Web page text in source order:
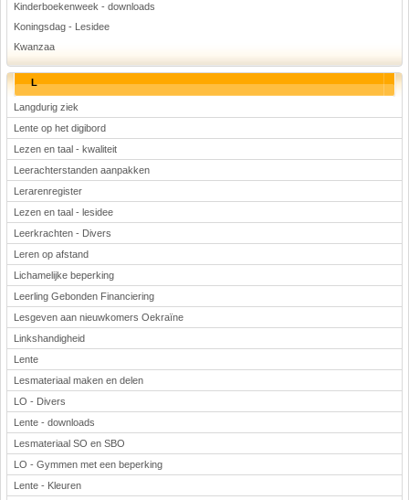
Kinderboekenweek - downloads
Koningsdag - Lesidee
Kwanzaa
L
Langdurig ziek
Lente op het digibord
Lezen en taal - kwaliteit
Leerachterstanden aanpakken
Lerarenregister
Lezen en taal - lesidee
Leerkrachten - Divers
Leren op afstand
Lichamelijke beperking
Leerling Gebonden Financiering
Lesgeven aan nieuwkomers Oekraïne
Linkshandigheid
Lente
Lesmateriaal maken en delen
LO - Divers
Lente - downloads
Lesmateriaal SO en SBO
LO - Gymmen met een beperking
Lente - Kleuren